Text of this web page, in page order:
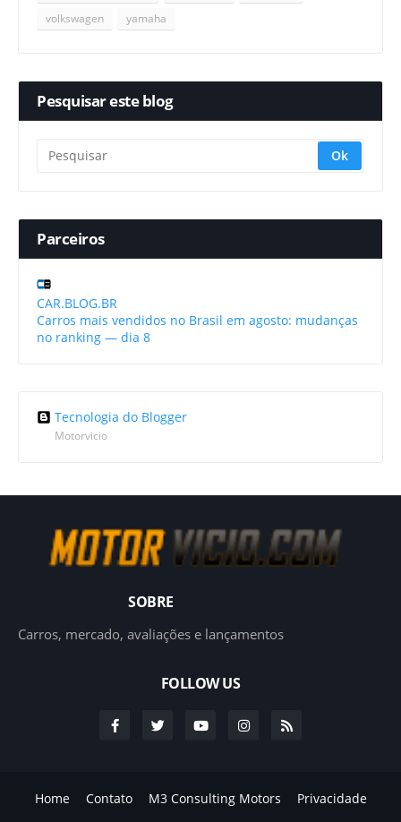
volkswagen
yamaha
Pesquisar este blog
Parceiros
CAR.BLOG.BR
Carros mais vendidos no Brasil em agosto: mudanças
no ranking — dia 8
Tecnologia do Blogger
Motorvicio
SOBRE
Carros, mercado, avaliações e lançamentos
FOLLOW US
Home Contato M3 Consulting Motors Privacidade